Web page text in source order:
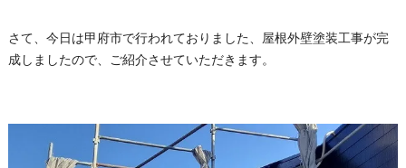
さて、今日は甲府市で行われておりました、屋根外壁塗装工事が完
成しましたので、ご紹介させていただきます。